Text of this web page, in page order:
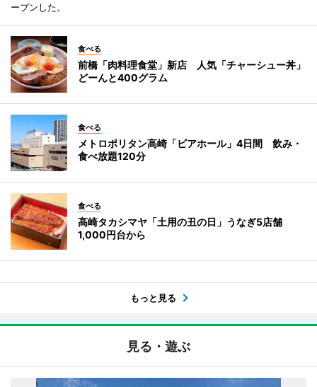
ープンした。
食べる
前橋「肉料理食堂」新店 人気「チャーシュー丼」
どーんと400グラム
食べる
メトロポリタン高崎「ビアホール」4日間 飲み・
食べ放題120分
食べる
高崎タカシマヤ「土用の丑の日」うなぎ5店舗
1,000円台から
もっと見る
見る・遊ぶ